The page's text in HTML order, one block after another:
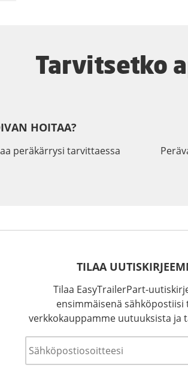
Tarvitsetko
HOITAA?
peräkärrysi tarvittaessa
TILAA
Tilaa EasyTrailerPart-
ensimmäisenä sähköpostiisi
verkkokauppamme uutuuksista ja